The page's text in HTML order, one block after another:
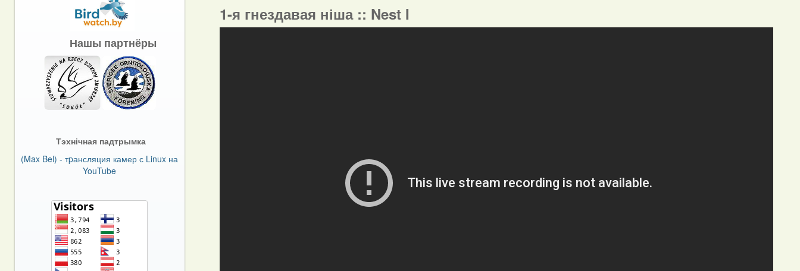
1-я гнездавая ніша :: Nest I
Нашы партнёры
Тэхнічная падтрымка
(Max Bel) - тpансляция камер с Linux на
YouTube